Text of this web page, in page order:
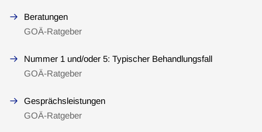
Beratungen
GOÄ-Ratgeber
Nummer 1 und/oder 5: Typischer Behandlungsfall
GOÄ-Ratgeber
Gesprächsleistungen
GOÄ-Ratgeber